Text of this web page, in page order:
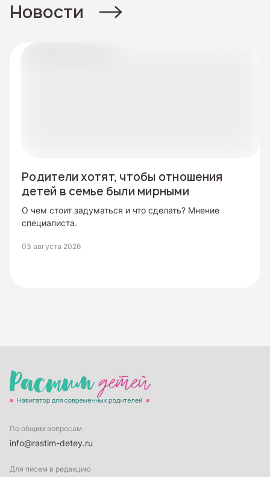
Новости
Родители хотят, чтобы отношения
детей в семье были мирными
О чем стоит задуматься и что сделать? Мнение
специалиста.
03 августа 2026
По общим вопросам
info@rastim-detey.ru
Для писем в редакцию